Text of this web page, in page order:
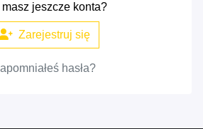
masz jeszcze konta?
Zarejestruj się
hasła?